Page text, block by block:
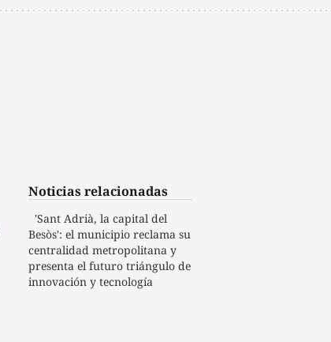
Noticias relacionadas
'Sant Adrià, la capital del
Besòs': el municipio reclama su
centralidad metropolitana y
presenta el futuro triángulo de
innovación y tecnología